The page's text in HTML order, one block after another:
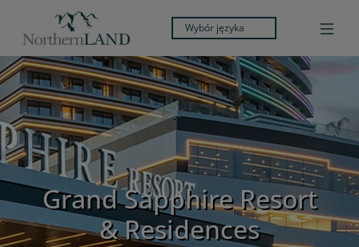
Wybór języka
Grand Sapphire Resort
& Residences